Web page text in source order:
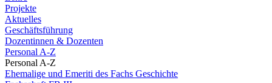
Projekte
Aktuelles
Geschäftsführung
Dozentinnen & Dozenten
Personal A-Z
Personal A-Z
Ehemalige und Emeriti des Fachs Geschichte